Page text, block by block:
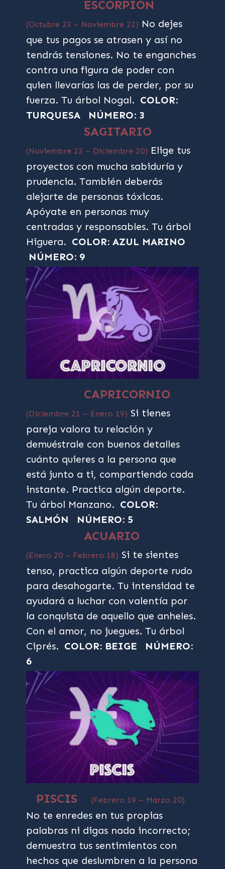
ESCORPIÓN
(Octubre 23 – Noviembre 22) No dejes
que tus pagos se atrasen y así no
tendrás tensiones. No te enganches
contra una figura de poder con
quien llevarías las de perder, por su
fuerza. Tu árbol Nogal. COLOR:
TURQUESA
NÚMERO: 3
SAGITARIO
(Noviembre 23 – Diciembre 20) Elige tus
proyectos con mucha sabiduría y
prudencia. También deberás
alejarte de personas tóxicas.
Apóyate en personas muy
centradas y responsables. Tu árbol
Higuera. COLOR: AZUL MARINO
NÚMERO: 9
CAPRICORNIO
(Diciembre 21 – Enero 19) Si tienes
pareja valora tu relación y
demuéstrale con buenos detalles
cuánto quieres a la persona que
está junto a ti, compartiendo cada
instante. Practica algún deporte.
Tu árbol Manzano. COLOR:
SALMÓN
NÚMERO: 5
ACUARIO
(Enero 20 – Febrero 18) Si te sientes
tenso, practica algún deporte rudo
para desahogarte. Tu intensidad te
ayudará a luchar con valentía por
la conquista de aquello que anheles.
Con el amor, no juegues. Tu árbol
Ciprés. COLOR: BEIGE
NÚMERO:
6
PISCIS (Febrero 19 – Marzo 20)
No te enredes en tus propias
palabras ni digas nada incorrecto;
demuestra tus sentimientos con
hechos que deslumbren a la persona